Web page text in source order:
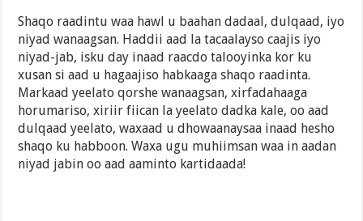
Shaqo raadintu waa hawl u baahan dadaal, dulqaad, iyo
niyad wanaagsan. Haddii aad la tacaalayso caajis iyo
niyad-jab, isku day inaad raacdo talooyinka kor ku
xusan si aad u hagaajiso habkaaga shaqo raadinta.
Markaad yeelato qorshe wanaagsan, xirfadahaaga
horumariso, xiriir fiican la yeelato dadka kale, oo aad
dulqaad yeelato, waxaad u dhowaanaysaa inaad hesho
shaqo ku habboon. Waxa ugu muhiimsan waa in aadan
niyad jabin oo aad aaminto kartidaada!